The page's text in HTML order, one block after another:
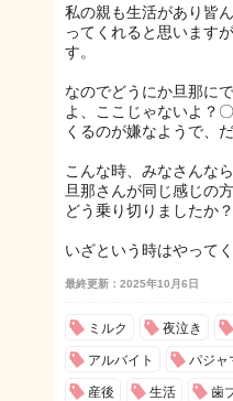
私の親も生活があり皆
ってくれると思います
す。
なのでどうにか旦那に
よ、ここじゃないよ？
くるのが嫌なようで、
こんな時、みなさんな
旦那さんが同じ感じの
どう乗り切りましたか？
いざという時はやって
最終更新：2025年10月6日
ミルク 夜泣き
アルバイト パジャ
産後 生活 歯